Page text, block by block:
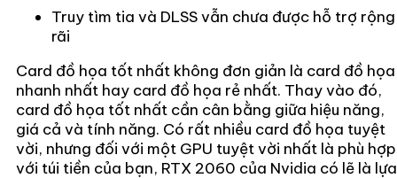
Truy tìm tia và DLSS vẫn chưa được hỗ trợ rộng
rãi
Card đồ họa tốt nhất không đơn giản là card đồ họa
nhanh nhất hay card đồ họa rẻ nhất. Thay vào đó,
card đồ họa tốt nhất cần cân bằng giữa hiệu năng,
giá cả và tính năng. Có rất nhiều card đồ họa tuyệt
vời, nhưng đối với một GPU tuyệt vời nhất là phù hợp
với túi tiền của bạn, RTX 2060 của Nvidia có lẽ là lựa